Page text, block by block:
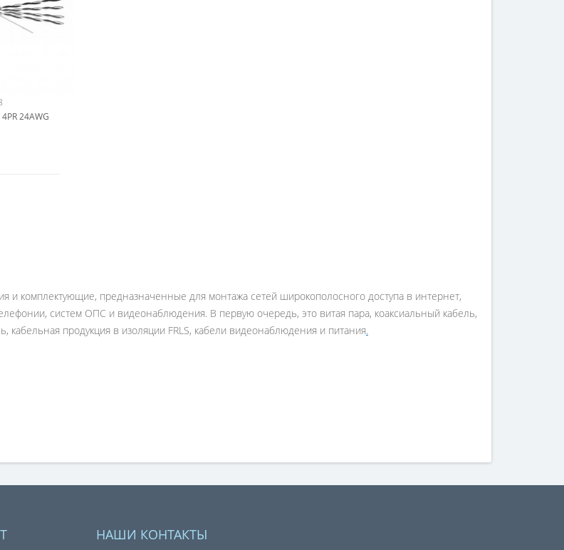
24AWG
и комплектующие, предназначенные для монтажа сетей широкополосного доступа в интернет,
систем ОПС и видеонаблюдения. В первую очередь, это витая пара, коаксиальный кабель,
кабельная продукция в изоляции FRLS, кабели видеонаблюдения и питания.
НАШИ КОНТАКТЫ